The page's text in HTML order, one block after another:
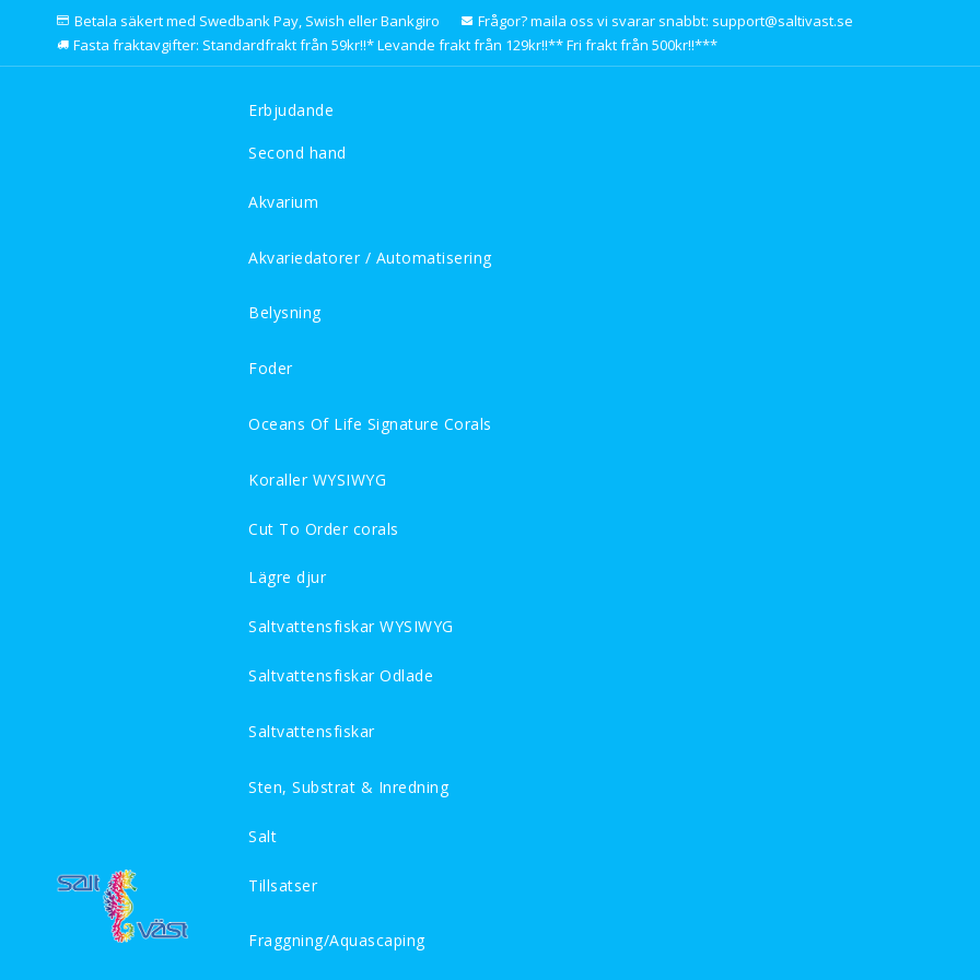
Betala säkert med Swedbank Pay, Swish eller Bankgiro
Frågor? maila oss vi svarar snabbt: support@saltivast.se
Fasta fraktavgifter: Standardfrakt från 59kr!!* Levande frakt från 129kr!!** Fri frakt från 500kr!!***
Erbjudande
Second hand
Akvarium
Akvariedatorer / Automatisering
Belysning
Foder
Oceans Of Life Signature Corals
Koraller WYSIWYG
Cut To Order corals
Lägre djur
Saltvattensfiskar WYSIWYG
Saltvattensfiskar Odlade
Saltvattensfiskar
Sten, Substrat & Inredning
Salt
Tillsatser
Fraggning/Aquascaping